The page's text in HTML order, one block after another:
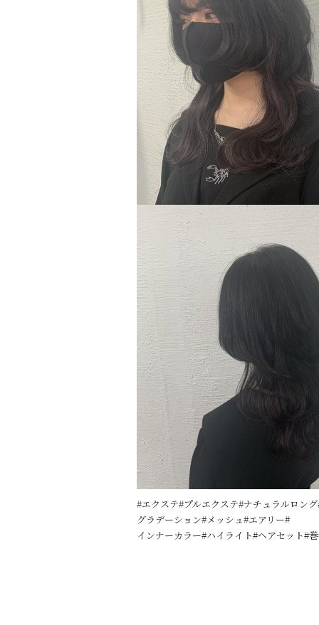
#エクステ#プルエクステ#ナチュラルロン
グラデーション#メッシュ#エアリー#
インナーカラー#ハイライト#ヘアセット#